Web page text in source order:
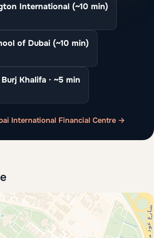
International (~10 min)
of Dubai (~10 min)
Khalifa · ~5 min
International Financial Centre →